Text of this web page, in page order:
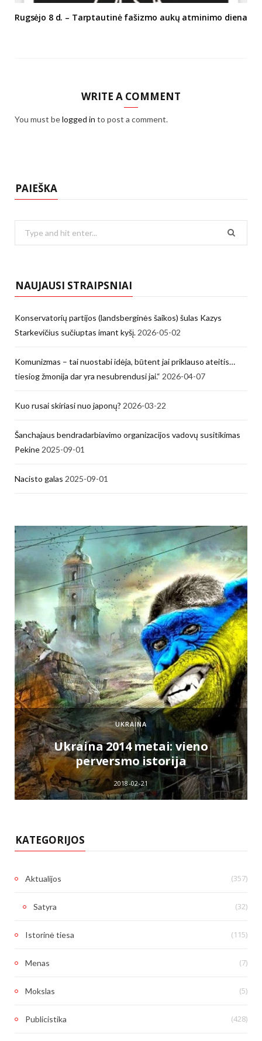
Rugsėjo 8 d. – Tarptautinė fašizmo aukų atminimo diena
WRITE A COMMENT
You must belogged in to post a comment.
PAIEŠKA
NAUJAUSI STRAIPSNIAI
Konservatorių partijos (landsberginės šaikos) šulas Kazys
Starkevičius sučiuptas imant kyšį. 2026-05-02
Komunizmas – tai nuostabi idėja, būtent jai priklauso ateitis…
tiesiog žmonija dar yra nesubrendusi jai.“ 2026-04-07
Kuo rusai skiriasi nuo japonų? 2026-03-22
Šanchajaus bendradarbiavimo organizacijos vadovų susitikimas
Pekine 2025-09-01
Nacisto galas 2025-09-01
UKRAINA
Ukraina 2014 metai: vieno
perversmo istorija
2018-02-21
KATEGORIJOS
Aktualijos (357)
Satyra (32)
Istorinė tiesa (115)
Menas (7)
Mokslas (5)
Publicistika (428)